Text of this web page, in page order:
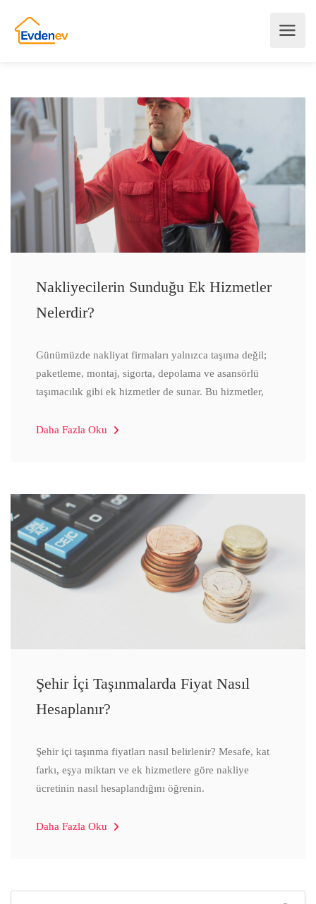
Nakliyecilerin Sunduğu Ek Hizmetler
Nelerdir?
Günümüzde nakliyat firmaları yalnızca taşıma değil;
paketleme, montaj, sigorta, depolama ve asansörlü
taşımacılık gibi ek hizmetler de sunar. Bu hizmetler,
Daha Fazla Oku
Şehir İçi Taşınmalarda Fiyat Nasıl
Hesaplanır?
Şehir içi taşınma fiyatları nasıl belirlenir? Mesafe, kat
farkı, eşya miktarı ve ek hizmetlere göre nakliye
ücretinin nasıl hesaplandığını öğrenin.
Daha Fazla Oku